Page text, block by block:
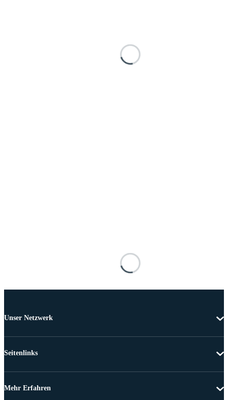
Unser Netzwerk
Seitenlinks
Mehr Erfahren